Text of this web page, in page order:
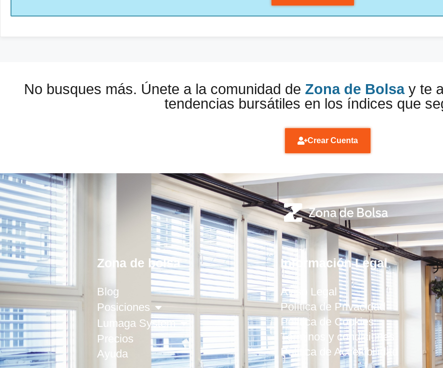
No busques más. Únete a la comunidad de Zona de Bolsay te
tendencias bursátiles en los índices que
Crear Cuenta
Zona de bolsa
Blog
Posiciones
Lumaga System
Precios
Ayuda
Información Legal
Aviso Legal
Política de Privacidad
Política de Cookies
Términos y condiciones
Política de Accesibilidad